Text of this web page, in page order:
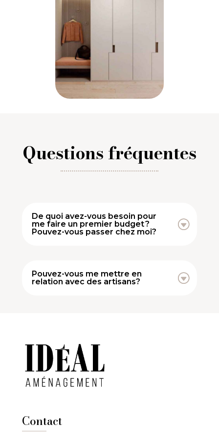
Questions fréquentes
De quoi avez-vous besoin pour
me faire un premier budget ?
Pouvez-vous passer chez moi?
Pouvez-vous me mettre en
relation avec des artisans?
Contact